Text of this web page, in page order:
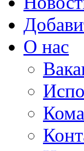
О нас